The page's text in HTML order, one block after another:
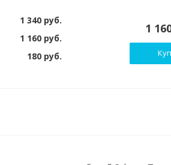
1 340 руб.
1 160 руб.
180 руб.
1